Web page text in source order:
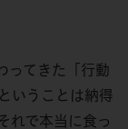
ってきた「行動
いうことは納得
れで本当に食っ